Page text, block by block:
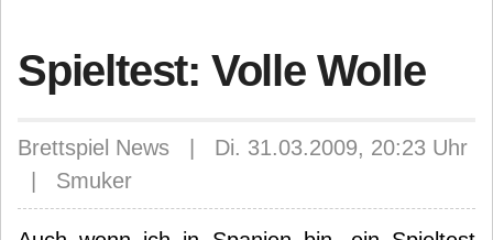
Spieltest: Volle Wolle
Brettspiel News | Di. 31.03.2009, 20:23 Uhr
| Smuker